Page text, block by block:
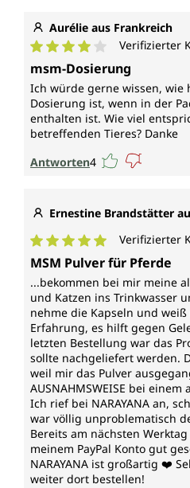
Aurélie aus Frankreich
Durchschnittliche
Verifizierter
msm-Dosierung
Ich würde gerne wissen, wie
Dosierung ist, wenn in der
enthalten ist. Wie viel
betreffenden Tieres? Danke
Antworten4
Ernestine Brandstätter
Durchschnittliche
Verifizierter
MSM Pulver für Pferde
...bekommen bei mir meine
und Katzen ins Trinkwasser
nehme die Kapseln und
Erfahrung, es hilft gegen
letzten Bestellung war das
sollte nachgeliefert werden.
weil mir das Pulver
AUSNAHMSWEISE bei
Ich rief bei NARAYANA an,
war völlig unproblematisch
Bereits am nächsten
meinem PayPal Konto gut
NARAYANA ist großartig ❤️
weiter dort bestellen!